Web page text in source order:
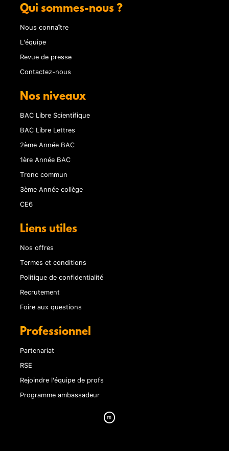
Qui sommes-nous ?
Nous connaître
L'équipe
Revue de presse
Contactez-nous
Nos niveaux
BAC Libre Scientifique
BAC Libre Lettres
2ème Année BAC
1ère Année BAC
Tronc commun
3ème Année collège
CE6
Liens utiles
Nos offres
Termes et conditions
Politique de confidentialité
Recrutement
Foire aux questions
Professionnel
Partenariat
RSE
Rejoindre l'équipe de profs
Programme ambassadeur